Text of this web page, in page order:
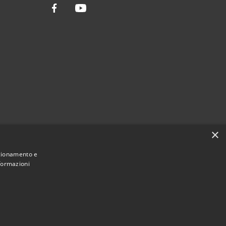
Facebook
Straordinario • Powered by
×
e